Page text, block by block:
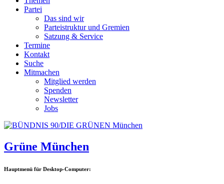
Partei
Das sind wir
Parteistruktur und Gremien
Satzung & Service
Termine
Kontakt
Suche
Mitmachen
Mitglied werden
Spenden
Newsletter
Jobs
Grüne München
Hauptmenü für Desktop-Computer: